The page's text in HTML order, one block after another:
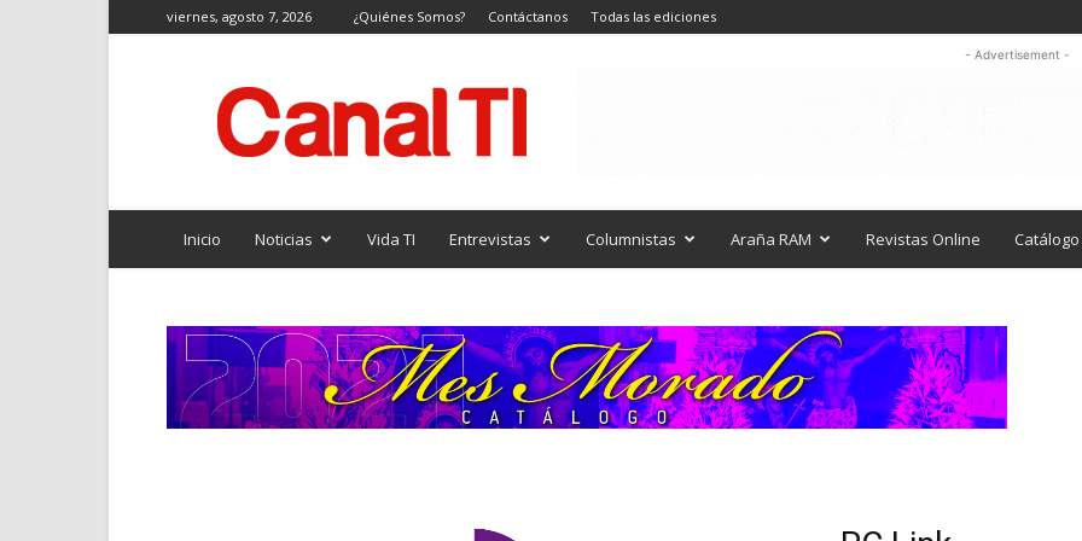
viernes, agosto 7, 2026 ¿Quiénes Somos? Contáctanos Todas las ediciones
TI
- Advertisement -
Inicio Noticias Vida TI Entrevistas Columnistas Araña RAM Revistas Online Catálogo